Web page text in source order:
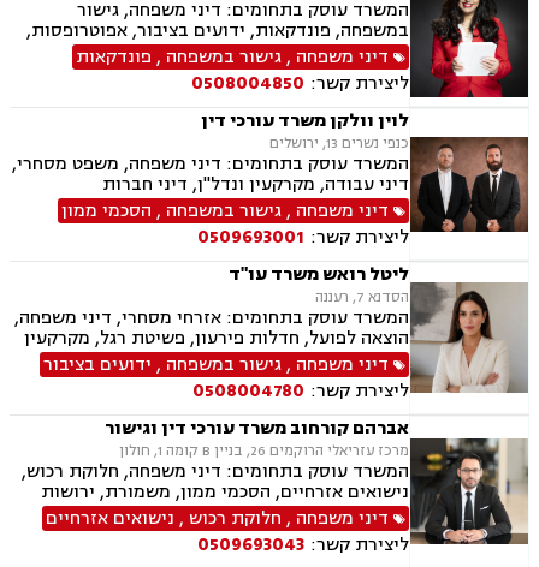
המשרד עוסק בתחומים: דיני משפחה, גישור
במשפחה, פונדקאות, ידועים בציבור, אפוטרופסות,
הסכמי ממון, אבהות, מזונות, משמורת, גירושין,
הורות חד מינית, נישואים אזרחיים, חוק הנוער,
אימוץ, חלוקת רכוש, מעמד אישי, תיאום הורי, חטיפת
ילדים, זמני שהות (החזקת ילדים), אומנה, ניכור הורי,
עסקאות מתנה.
דיני משפחה ,גישור במשפחה , פונדקאות
ליצירת קשר: 0508004850
לוין וולקן משרד עורכי דין
כנפי נשרים 13, ירושלים
המשרד עוסק בתחומים: דיני משפחה, משפט מסחרי,
דיני עבודה, מקרקעין ונדל"ן, דיני חברות
דיני משפחה ,גישור במשפחה , הסכמי ממון
ליצירת קשר: 0509693001
ליטל רואש משרד עו"ד
הסדנא 7, רעננה
המשרד עוסק בתחומים: אזרחי מסחרי, דיני משפחה,
הוצאה לפועל, חדלות פירעון, פשיטת רגל, מקרקעין
ונדל"ן, ייפוי כוח מתמשך, צבא ומשרד הביטחון,
ביטוח לאומי.
דיני משפחה ,גישור במשפחה , ידועים בציבור
ליצירת קשר: 0508004780
אברהם קורחוב משרד עורכי דין וגישור
מרכז עזריאלי הרוקמים 26, בניין B קומה 1, חולון
המשרד עוסק בתחומים: דיני משפחה, חלוקת רכוש,
נישואים אזרחיים, הסכמי ממון, משמורת, ירושות
וצוואות, גירושין, זמני שהות, מזונות, ידועים בציבור,
גישור ובוררות, גישור במשפחה, תיאום הורי, ניכור
הורי, כתובה, אבהות, מעמד אישי, עסקאות מתנה.
דיני משפחה , חלוקת רכוש , נישואים אזרחיים
ליצירת קשר: 0509693043